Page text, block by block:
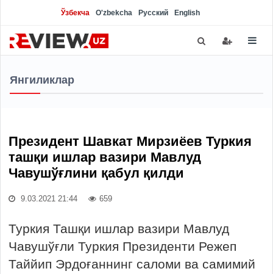
Ўзбекча O'zbekcha Русский English
Янгиликлар
Президент Шавкат Мирзиёев Туркия
ташқи ишлар вазири Мавлуд
Чавушўғлини қабул қилди
9.03.2021 21:44 659
Туркия Ташқи ишлар вазири Мавлуд
Чавушўғли Туркия Президенти Режеп
Таййип Эрдоғаннинг саломи ва самимий